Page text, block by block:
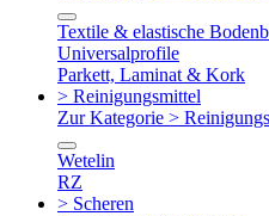
Textile & elastische
Universalprofile
Parkett, Laminat & Kork
> Reinigungsmittel
Zur Kategorie >
Wetelin
RZ
> Scheren